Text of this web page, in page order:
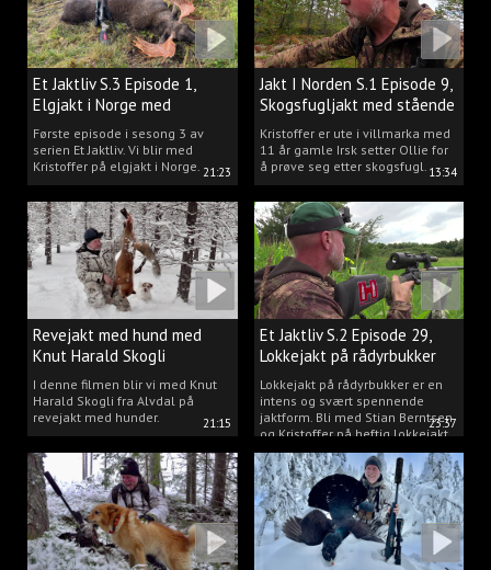
21:23
Et Jaktliv S.3 Episode 1,
Elgjakt i Norge med
Kristoffer Clausen
Første episode i sesong 3 av
serien Et Jaktliv. Vi blir med
Kristoffer på elgjakt i Norge.
13:34
Jakt I Norden S.1 Episode 9,
Skogsfugljakt med stående
hund.
Kristoffer er ute i villmarka med
11 år gamle Irsk setter Ollie for
å prøve seg etter skogsfugl.
21:15
Revejakt med hund med
Knut Harald Skogli
I denne filmen blir vi med Knut
Harald Skogli fra Alvdal på
revejakt med hunder.
23:37
Et Jaktliv S.2 Episode 29,
Lokkejakt på rådyrbukker
med Stian og Kristoffer
Lokkejakt på rådyrbukker er en
intens og svært spennende
jaktform. Bli med Stian Berntsen
og Kristoffer på heftig lokkejakt.